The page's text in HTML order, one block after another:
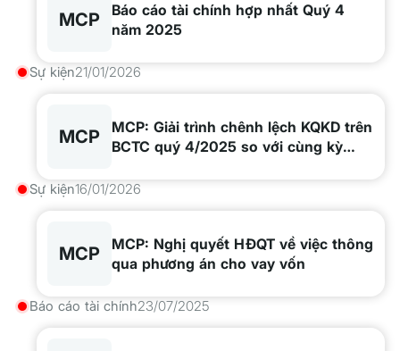
MCP
Báo cáo tài chính hợp nhất Quý 4
năm 2025
Sự kiện21/01/2026
MCP
MCP: Giải trình chênh lệch KQKD trên
BCTC quý 4/2025 so với cùng kỳ
Sự kiện16/01/2026
MCP
MCP: Nghị quyết HĐQT về việc thông
qua phương án cho vay vốn
Báo cáo tài chính23/07/2025